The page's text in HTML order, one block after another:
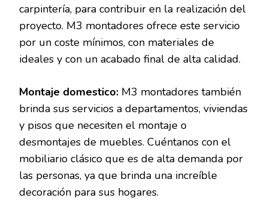
carpintería, para contribuir en la realización del
proyecto. M3 montadores ofrece este servicio
por un coste mínimos, con materiales de
ideales y con un acabado final de alta calidad.
Montaje domestico: M3 montadores también
brinda sus servicios a departamentos, viviendas
y pisos que necesiten el montaje o
desmontajes de muebles. Cuéntanos con el
mobiliario clásico que es de alta demanda por
las personas, ya que brinda una increíble
decoración para sus hogares.